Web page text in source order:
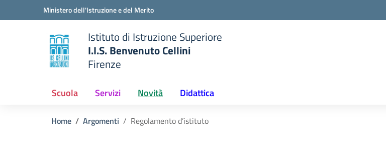
Vai ai contenuti
Vai al menu di navigazioneMinistero dell'Istruzione e del Merito
scuola
Istituto di Istruzione Superiore
I.I.S. Benvenuto Cellini
Firenze
Scuola Servizi Novità Didattica
Home Argomenti Regolamento d’istituto